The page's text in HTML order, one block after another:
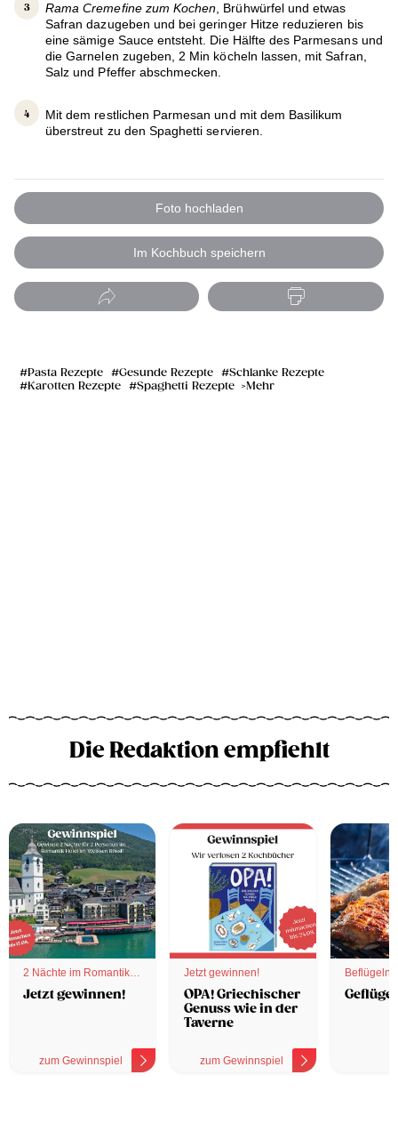
Rama Cremefine zum Kochen, Brühwürfel und etwas
Safran dazugeben und bei geringer Hitze reduzieren bis
eine sämige Sauce entsteht. Die Hälfte des Parmesans und
die Garnelen zugeben, 2 Min köcheln lassen, mit Safran,
Salz und Pfeffer abschmecken.
Mit dem restlichen Parmesan und mit dem Basilikum
überstreut zu den Spaghetti servieren.
Foto hochladen
Im Kochbuch speichern
Pasta Rezepte Gesunde Rezepte
Schlanke Rezepte
Karotten Rezepte
Spaghetti Rezepte Mehr
Die Redaktion empfiehlt
2 Nächte im Romantik
Hotel
Jetzt gewinnen!
zum Gewinnspiel
Jetzt gewinnen!
OPA! Griechischer
Genuss wie in der
Taverne
zum Gewinnspiel